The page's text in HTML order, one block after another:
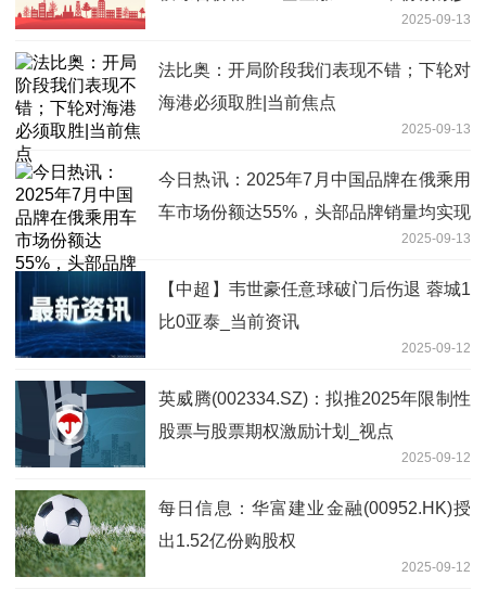
2025-09-13
法比奥：开局阶段我们表现不错；下轮对
海港必须取胜|当前焦点
2025-09-13
今日热讯：2025年7月中国品牌在俄乘用
车市场份额达55%，头部品牌销量均实现
2025-09-13
【中超】韦世豪任意球破门后伤退 蓉城1
比0亚泰_当前资讯
2025-09-12
英威腾(002334.SZ)：拟推2025年限制性
股票与股票期权激励计划_视点
2025-09-12
每日信息：华富建业金融(00952.HK)授
出1.52亿份购股权
2025-09-12